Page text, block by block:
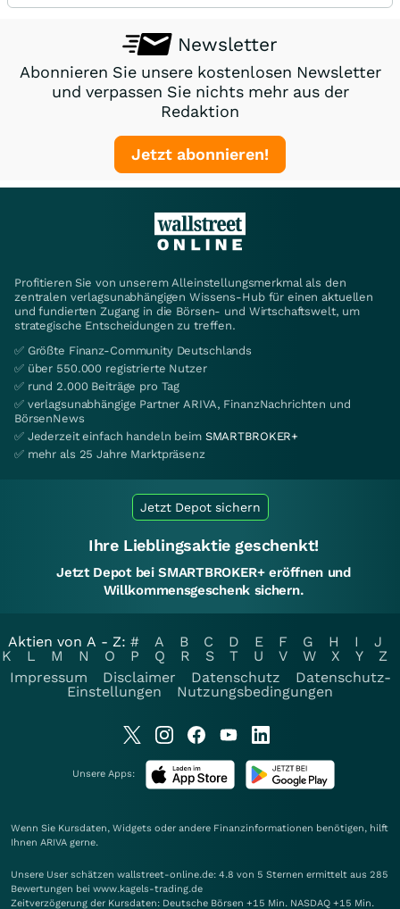
Newsletter
Abonnieren Sie unsere kostenlosen Newsletter
und verpassen Sie nichts mehr aus der
Redaktion
Jetzt abonnieren!
Profitieren Sie von unserem Alleinstellungsmerkmal als den
zentralen verlagsunabhängigen Wissens-Hub für einen aktuellen
und fundierten Zugang in die Börsen- und Wirtschaftswelt, um
strategische Entscheidungen zu treffen.
✅ Größte Finanz-Community Deutschlands
✅ über 550.000 registrierte Nutzer
✅ rund 2.000 Beiträge pro Tag
✅ verlagsunabhängige Partner ARIVA, FinanzNachrichten und
BörsenNews
✅ Jederzeit einfach handeln beim SMARTBROKER+
✅ mehr als 25 Jahre Marktpräsenz
Jetzt Depot sichern
Ihre Lieblingsaktie geschenkt!
Jetzt Depot bei SMARTBROKER+ eröffnen und
Willkommensgeschenk sichern.
Aktien von A - Z: # A B C D E F G H I
J
K
L M N O P Q R S T U V W X Y
Z
Impressum
Disclaimer Datenschutz
Datenschutz-
Einstellungen
Nutzungsbedingungen
Unsere Apps:
Wenn Sie Kursdaten, Widgets oder andere Finanzinformationen benötigen, hilft
Ihnen ARIVA gerne.
Unsere User schätzen wallstreet-online.de: 4.8 von 5 Sternen ermittelt aus 285
Bewertungen bei www.kagels-trading.de
Zeitverzögerung der Kursdaten: Deutsche Börsen +15 Min. NASDAQ +15 Min.